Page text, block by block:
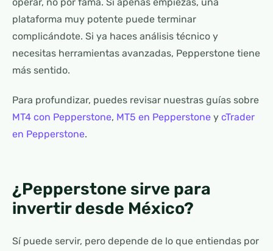
plataforma muy potente puede terminar
complicándote. Si ya haces análisis técnico y
necesitas herramientas avanzadas, Pepperstone tiene
más sentido.
Para profundizar, puedes revisar nuestras guías sobre
MT4 con Pepperstone, MT5 en Pepperstone y cTrader
en Pepperstone.
¿Pepperstone sirve para
invertir desde México?
Sí puede servir, pero depende de lo que entiendas por